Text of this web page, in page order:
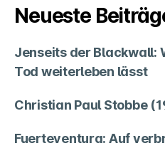
Neueste
Jenseits der Blackwall:
Tod weiterleben lässt
Christian Paul Stobbe
Fuerteventura: Auf